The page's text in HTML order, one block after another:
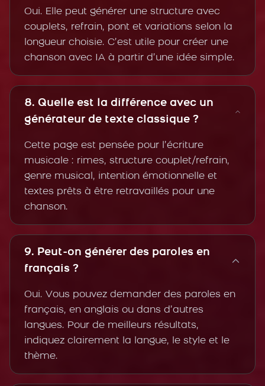
Oui. Elle peut générer une structure avec
couplets, refrain, pont et variations selon la
longueur choisie. C’est utile pour créer une
chanson avec IA à partir d’une idée simple.
8. Quelle est la différence avec un
générateur de texte classique ?
Cette page est pensée pour l’écriture
musicale : rimes, structure couplet/refrain,
genre musical, intention émotionnelle et
textes prêts à être retravaillés pour une
chanson.
9. Peut-on générer des paroles en
français ?
Oui. Vous pouvez demander des paroles en
français, en anglais ou dans d’autres
langues. Pour de meilleurs résultats,
indiquez clairement la langue, le style et le
thème.